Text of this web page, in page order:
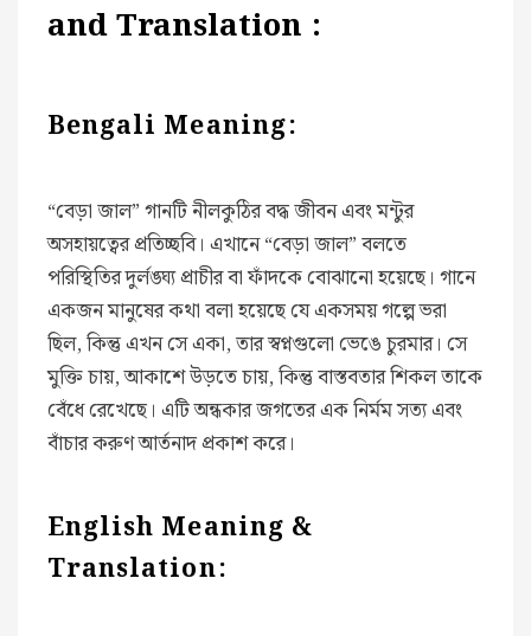
and Translation :
Bengali Meaning:
“বেড়া জাল” গানটি নীলকুঠির বদ্ধ জীবন এবং মন্টুর
অসহায়ত্বের প্রতিচ্ছবি। এখানে “বেড়া জাল” বলতে
পরিস্থিতির দুর্লঙ্ঘ্য প্রাচীর বা ফাঁদকে বোঝানো হয়েছে। গানে
একজন মানুষের কথা বলা হয়েছে যে একসময় গল্পে ভরা
ছিল, কিন্তু এখন সে একা, তার স্বপ্নগুলো ভেঙে চুরমার। সে
মুক্তি চায়, আকাশে উড়তে চায়, কিন্তু বাস্তবতার শিকল তাকে
বেঁধে রেখেছে। এটি অন্ধকার জগতের এক নির্মম সত্য এবং
বাঁচার করুণ আর্তনাদ প্রকাশ করে।
English Meaning &
Translation: